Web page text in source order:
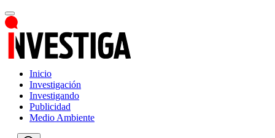
Inicio
Investigación
Investigando
Publicidad
Medio Ambiente